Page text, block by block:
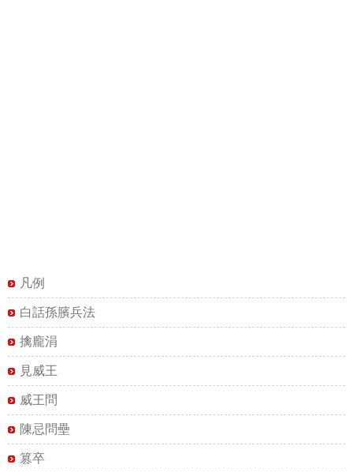
凡例
白話孫臏兵法
擒龐涓
見威王
威王問
陳忌問壘
篡卒